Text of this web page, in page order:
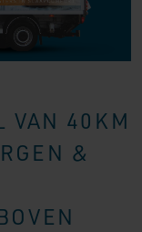
VAN 40KM
&